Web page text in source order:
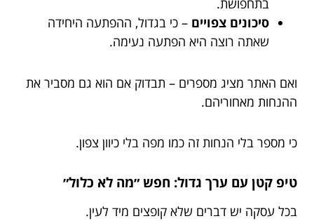
סיכונים צפויים – כי בגדול, ההפתעה היחידה
שאתה רוצה היא הפתעה נעימה.
ואם האתר מציג מספרים – תבדוק אם הוא גם מסביר את
ההנחות מאחוריהם.
כי מספר בלי הנחות זה כמו מפה בלי כיוון צפון.
טיפ קטן עם ערך גדול: חפש ״מה לא כלול״
בכל עסקה יש דברים שלא קופצים מיד לעין.